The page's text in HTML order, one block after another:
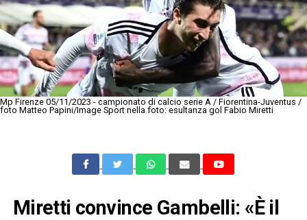
Mp Firenze 05/11/2023 - campionato di calcio serie A / Fiorentina-Juventus /
foto Matteo Papini/Image Sport nella foto: esultanza gol Fabio Miretti
Miretti convince Gambelli: «È il